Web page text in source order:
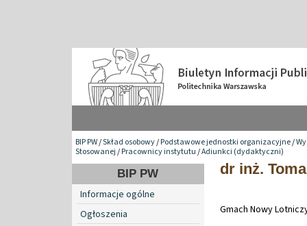
BIP PW/Skład osobowy/Podstawowe jednostki organizacyjne/
Stosowanej/Pracownicy instytutu/Adiunkci (dydaktyczni)
BIP PW
Informacje ogólne
Ogłoszenia
dr inż.
Gmach Nowy